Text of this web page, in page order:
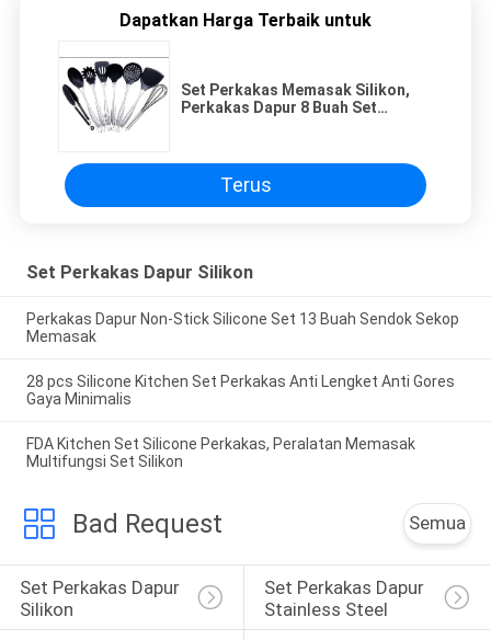
Dapatkan Harga Terbaik untuk
Set Perkakas Memasak Silikon,
Perkakas Dapur 8 Buah Set
Terus
Set Perkakas Dapur Silikon
Perkakas Dapur Non-Stick Silicone Set 13 Buah Sendok Sekop
Memasak
28 pcs Silicone Kitchen Set Perkakas Anti Lengket Anti Gores
Gaya Minimalis
FDA Kitchen Set Silicone Perkakas, Peralatan Memasak
Multifungsi Set Silikon
Bad Request Semua
Set Perkakas Dapur
Silikon
Set Perkakas Dapur
Stainless Steel